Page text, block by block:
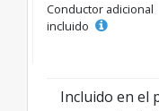
Conductor adicional
incluido
Incluido en el